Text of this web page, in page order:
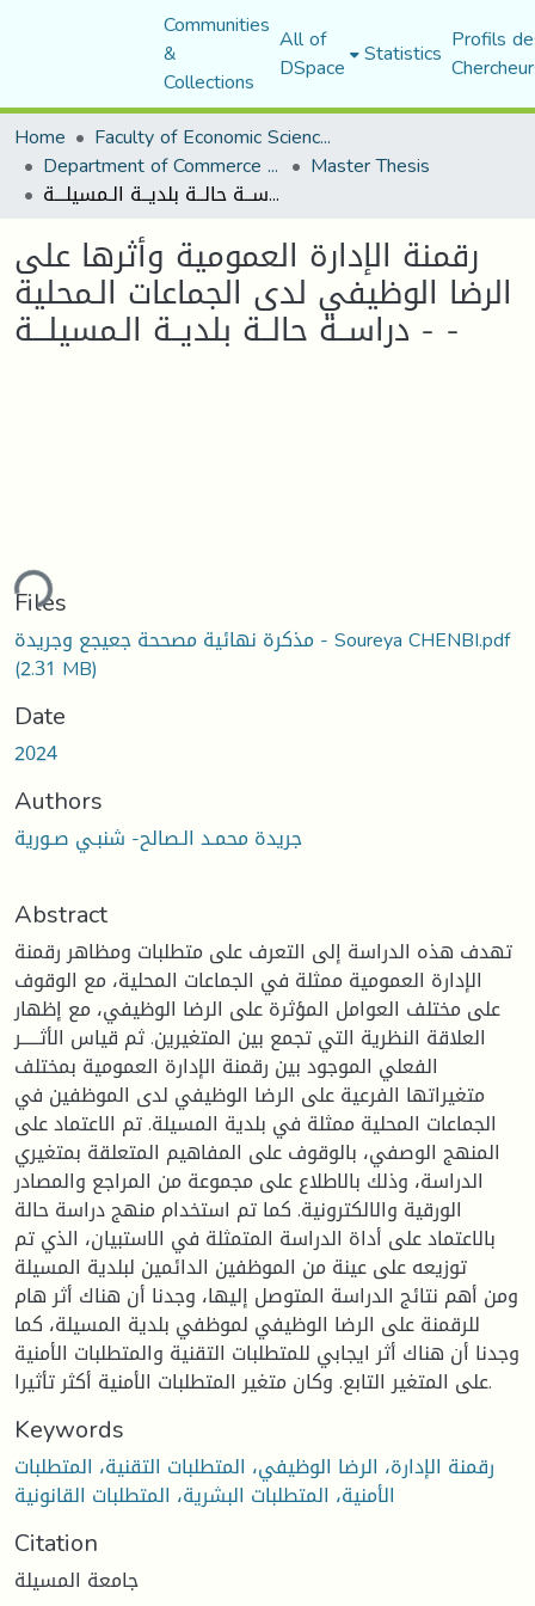
Communities
&
Collections
All of
DSpace Statistics Profils
Home
Faculty of Economic Sciences, Commerce and Management Sciences
Department of Commerce Science Master Thesis
رقمنة الإدارة العمومية وأثرها على الرضا الوظيفي لدى الجماعات الـمحلية - دراســة حالــة بلديــة الـمسيلـــة -
رقمنة الإدارة العمومية وأثرها على
الرضا الوظيفي لدى الجماعات الـمحلية
- دراســة حالــة بلديــة الـمسيلـــة -
Files
مذكرة نهائية مصححة جعيجع وجريدة - Soureya CHENBI.pdf
(2.31 MB)
Date
2024
Authors
جريدة محمـد الـصالح- شنبـي صـورية
Abstract
تهدف هذه الدراسة إلى التعرف على متطلبات ومظاهر رقمنة
الإدارة العمومية ممثلة في الجماعات المحلية، مع الوقوف
على مختلف العوامل المؤثرة على الرضا الوظيفي، مع إظهار
العلاقة النظرية التي تجمع بين المتغيرين. ثم قياس الأثـــــر
الفعلي الموجود بين رقمنة الإدارة العمومية بمختلف
متغيراتها الفرعية على الرضا الوظيفي لدى الموظفين في
الجماعات المحلية ممثلة في بلدية المسيلة. تم الاعتماد على
المنهج الوصفي، بالوقوف على المفاهيم المتعلقة بمتغيري
الدراسة، وذلك بالاطلاع على مجموعة من المراجع والمصادر
الورقية والالكترونية. كما تم استخدام منهج دراسة حالة
بالاعتماد على أداة الدراسة المتمثلة في الاستبيان، الذي تم
توزيعه على عينة من الموظفين الدائمين لبلدية المسيلة
ومن أهم نتائج الدراسة المتوصل إليها، وجدنا أن هناك أثر هام
للرقمنة على الرضا الوظيفي لموظفي بلدية المسيلة، كما
وجدنا أن هناك أثر ايجابي للمتطلبات التقنية والمتطلبات الأمنية
على المتغير التابع. وكان متغير المتطلبات الأمنية أكثر تأثيرا.
Keywords
رقمنة الإدارة، الرضا الوظيفي، المتطلبات التقنية، المتطلبات
الأمنية، المتطلبات البشرية، المتطلبات القانونية
Citation
جامعة المسيلة